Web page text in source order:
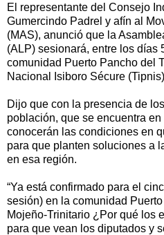
El representante del Consejo
Gumercindo Padrel y afín al
(MAS), anunció que la
(ALP) sesionará, entre los días
comunidad Puerto Pancho del
Nacional Isiboro Sécure
Dijo que con la presencia de
población, que se encuentra
conocerán las condiciones en
para que planten soluciones a
en esa región.
“Ya está confirmado para el
sesión) en la comunidad
Mojeño-Trinitario ¿Por qué los
para que vean los diputados y